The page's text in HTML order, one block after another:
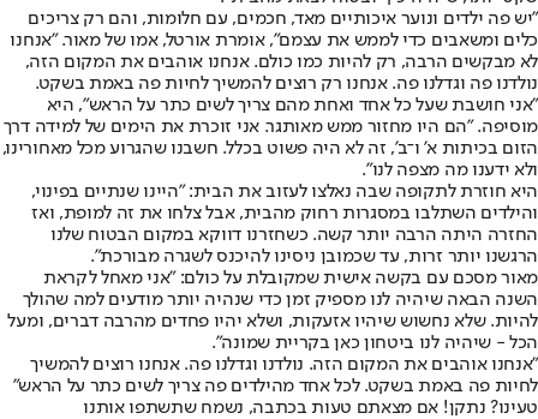
"יש פה ילדים ונוער איכותיים מאד, חכמים, עם חלומות, והם רק צריכים
כלים ומשאבים כדי לממש את עצמם", אומרת אורטל, אמו של מאור. "אנחנו
לא מבקשים הרבה, רק להיות כמו כולם. אנחנו אוהבים את המקום הזה,
נולדנו פה וגדלנו פה. אנחנו רק רוצים להמשיך לחיות פה באמת בשקט.
"אני חושבת שעל כל אחד ואחת מהם צריך לשים כתר על הראש", היא
מוסיפה. "הם היו מחזור ממש מאותגר. אני זוכרת את הימים של למידה דרך
הזום בכיתות א' ו־ב', זה לא היה פשוט בכלל. חשבנו שהגרוע מכל מאחורינו,
ולא ידענו מה מצפה לנו".
היא חוזרת לתקופה שבה נאלצו לעזוב את הבית: "היינו שנתיים בפינוי,
והילדים השתלבו במסגרות רחוק מהבית, אבל צלחו את זה למופת, ואז
החזרה היתה הרבה יותר קשה. כשחזרנו דווקא במקום הבטוח שלנו
הרגשנו יותר זרות, עד שכמובן ניסינו להיכנס לשגרה מבורכת".
מאור מסכם עם בקשה אישית שמקובלת על כולם: "אני מאחל לקראת
השנה הבאה שיהיה לנו מספיק זמן כדי שנהיה יותר מודעים למה שהולך
להיות. שלא נחשוש שיהיו אזעקות, ושלא יהיו פחדים מהרבה דברים, ומעל
הכל - שיהיה לנו ביטחון כאן בקריית שמונה".
"אנחנו אוהבים את המקום הזה. נולדנו וגדלנו פה. אנחנו רוצים להמשיך
לחיות פה באמת בשקט. לכל אחד מהילדים פה צריך לשים כתר על הראש"
טעינו? נתקן! אם מצאתם טעות בכתבה, נשמח שתשתפו אותנו